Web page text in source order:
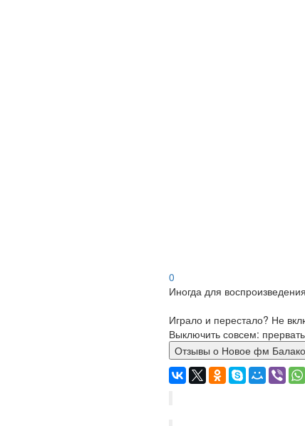
0
Иногда для
Играло и перестало? Не
Выключить совсем:
Отзывы о Новое фм